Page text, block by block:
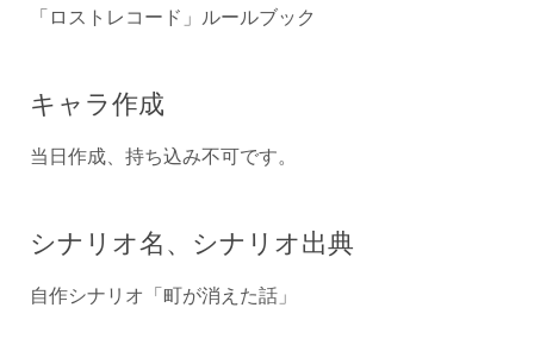
「ロストレコード」ルールブック
キャラ作成
当日作成、持ち込み不可です。
シナリオ名、シナリオ出典
自作シナリオ「町が消えた話」